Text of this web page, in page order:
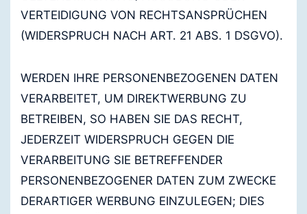
VERTEIDIGUNG VON RECHTSANSPRÜCHEN
(WIDERSPRUCH NACH ART. 21 ABS. 1 DSGVO).
WERDEN IHRE PERSONENBEZOGENEN DATEN
VERARBEITET, UM DIREKTWERBUNG ZU
BETREIBEN, SO HABEN SIE DAS RECHT,
JEDERZEIT WIDERSPRUCH GEGEN DIE
VERARBEITUNG SIE BETREFFENDER
PERSONENBEZOGENER DATEN ZUM ZWECKE
DERARTIGER WERBUNG EINZULEGEN; DIES